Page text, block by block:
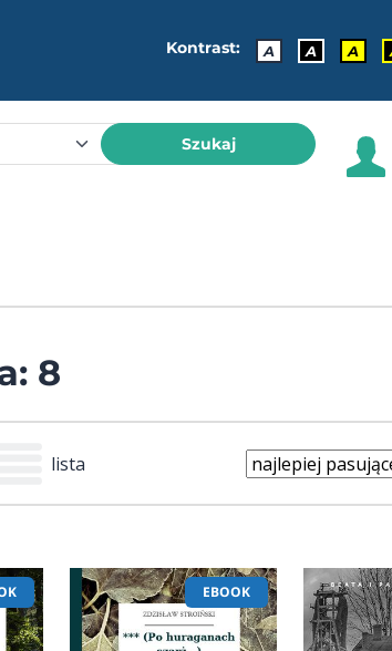
Kontrast: A A A
Szukaj
8
lista
EBOOK